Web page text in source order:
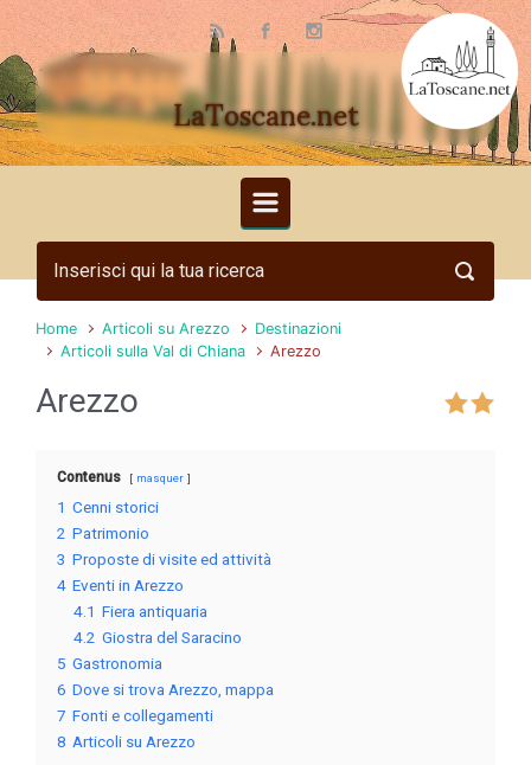
Skip to main content
LaToscane.net
Home Articoli su Arezzo
Destinazioni
Articoli sulla Val di Chiana
Arezzo
Arezzo
Contenus masquer
1 Cenni storici
2 Patrimonio
3 Proposte di visite ed attività
4 Eventi in Arezzo
4.1 Fiera antiquaria
4.2 Giostra del Saracino
5 Gastronomia
6 Dove si trova Arezzo, mappa
7 Fonti e collegamenti
8 Articoli su Arezzo